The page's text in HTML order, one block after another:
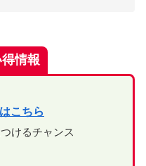
情報
こちら
けるチャンス